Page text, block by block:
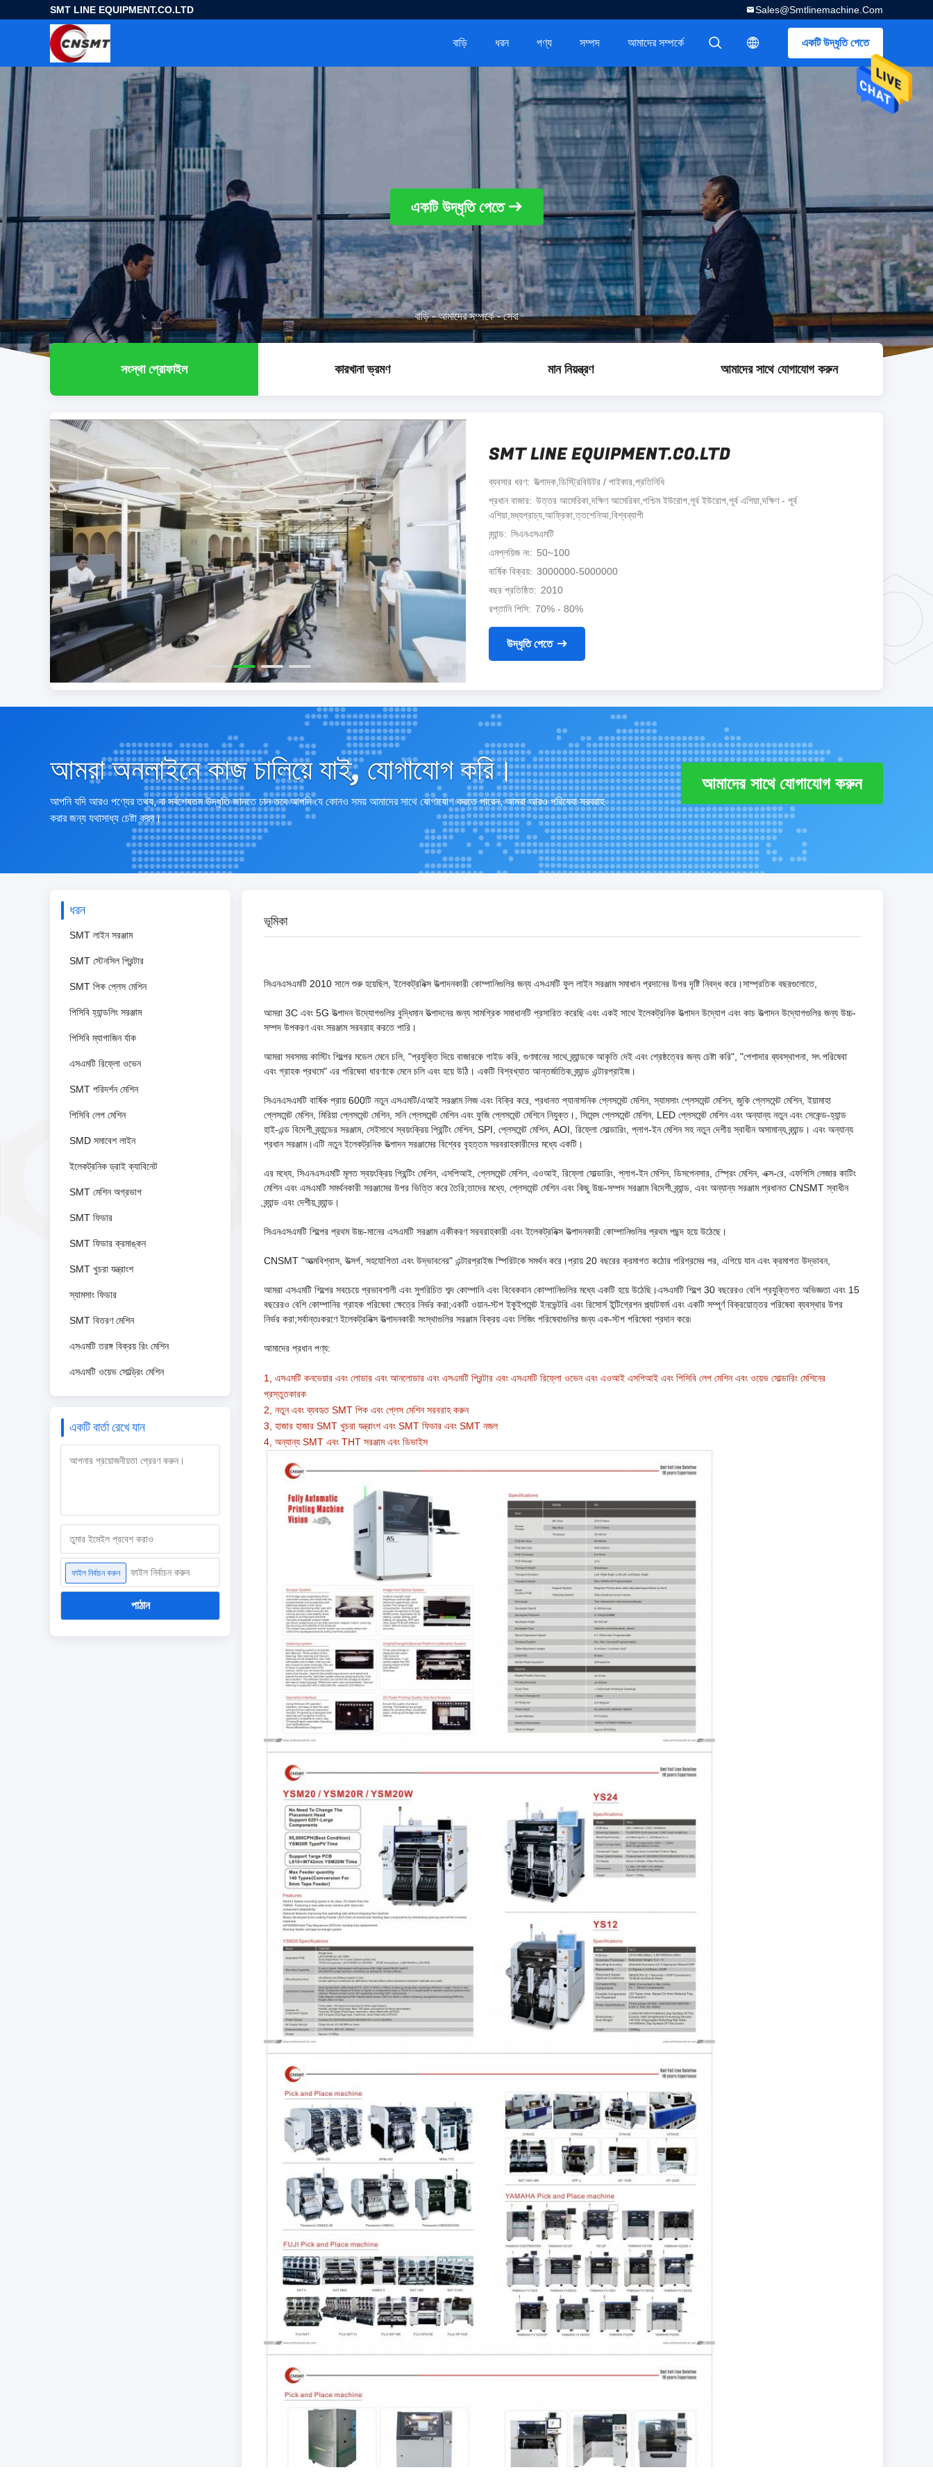
SMT LINE EQUIPMENT.CO.LTD Sales@smtlinemachine.com
একটি উদ্ধৃতি পেতে
描述
描述
বাড়ি ধরন পণ্য সম্পদ আমাদের সম্পর্কে
একটি উদ্ধৃতি পেতে
বাড়ি-আমাদের সম্পর্কে-সেবা
সংস্থা প্রোফাইল কারখানা ভ্রমণ মান নিয়ন্ত্রণ আমাদের সাথে যোগাযোগ করুন
SMT LINE EQUIPMENT.CO.LTD
ব্যবসার ধরণ
উত্পাদক,ডিস্ট্রিবিউটর / পাইকার,প্রতিনিধি
প্রধান বাজার
উত্তর আমেরিকা,দক্ষিণ আমেরিকা,পশ্চিম ইউরোপ,পূর্ব ইউরোপ,পূর্ব এশিয়া,দক্ষিণ - পূর্ব
এশিয়া,মধ্যপ্রাচ্য,আফ্রিকা,ত্তশেনিআ,বিশ্বব্যাপী
ব্র্যান্ড
সিএনএসএমটি
এমপ্লয়িজ নং
50~100
বার্ষিক বিক্রয়
3000000-5000000
বছর প্রতিষ্ঠিত
2010
রপ্তানি পিসি
70% - 80%
উদ্ধৃতি পেতে
আমরা অনলাইনে কাজ চালিয়ে যাই, যোগাযোগ করি।
আপনি যদি আরও পণ্যের তথ্য, বা সর্বশেষতম উদ্ধৃতি জানতে চান তবে আপনি যে কোনও সময় আমাদের সাথে যোগাযোগ করতে পারেন, আমরা আরও পরিষেবা সরবরাহ
করার জন্য যথাসাধ্য চেষ্টা করব।
আমাদের সাথে যোগাযোগ করুন
ধরন
SMT লাইন সরঞ্জাম
SMT স্টেনসিল প্রিন্টার
SMT পিক প্লেস মেশিন
পিসিবি হ্যান্ডলিং সরঞ্জাম
পিসিবি ম্যাগাজিন র্যাক
এসএমটি রিফ্লো ওভেন
SMT পরিদর্শন মেশিন
পিসিবি লেপ মেশিন
SMD সমাবেশ লাইন
ইলেকট্রনিক ড্রাই ক্যাবিনেট
SMT মেশিন অগ্রভাগ
SMT ফিডার
SMT ফিডার ক্রমাঙ্কন
SMT খুচরা যন্ত্রাংশ
স্যামসাং ফিডার
SMT বিতরণ মেশিন
এসএমটি তরঙ্গ বিক্রয় রিং মেশিন
এসএমটি ওয়েভ সোল্ড্রিং মেশিন
একটি বার্তা রেখে যান
ফাইল নির্বাচন করুন ফাইল নির্বাচন করুন
পাঠান
ভূমিকা
সিএনএসএমটি 2010 সালে শুরু হয়েছিল, ইলেকট্রনিক্স উত্পাদনকারী কোম্পানিগুলির জন্য এসএমটি ফুল লাইন সরঞ্জাম সমাধান প্রদানের উপর দৃষ্টি নিবদ্ধ করে।সাম্প্রতিক বছরগুলোতে,
আমরা 3C এবং 5G উত্পাদন উদ্যোগগুলির বুদ্ধিমান উত্পাদনের জন্য সামগ্রিক সমাধানটি প্রসারিত করেছি এবং একই সাথে ইলেকট্রনিক উত্পাদন উদ্যোগ এবং কাচ উত্পাদন উদ্যোগগুলির জন্য উচ্চ-
সম্পদ উপকরণ এবং সরঞ্জাম সরবরাহ করতে পারি।
আমরা সবসময় কাস্টিং শিল্পের মডেল মেনে চলি, "প্রযুক্তি দিয়ে বাজারকে গাইড করি, গুণমানের সাথে ব্র্যান্ডকে আকৃতি দেই এবং শ্রেষ্ঠত্বের জন্য চেষ্টা করি", "পেশাদার ব্যবস্থাপনা, সৎ পরিষেবা
এবং গ্রাহক প্রথমে" এর পরিষেবা ধারণাকে মেনে চলি এবং হয়ে উঠি। একটি বিশ্বখ্যাত আন্তর্জাতিক ব্র্যান্ড এন্টারপ্রাইজ।
সিএনএসএমটি বার্ষিক প্রায় 600টি নতুন এসএমটি/এআই সরঞ্জাম লিজ এবং বিক্রি করে, প্রধানত প্যানাসনিক প্লেসমেন্ট মেশিন, স্যামসাং প্লেসমেন্ট মেশিন, জুকি প্লেসমেন্ট মেশিন, ইয়ামাহা
প্লেসমেন্ট মেশিন, মিরিয়া প্লেসমেন্ট মেশিন, সনি প্লেসমেন্ট মেশিন এবং ফুজি প্লেসমেন্ট মেশিনে নিযুক্ত।, সিমেন্স প্লেসমেন্ট মেশিন, LED প্লেসমেন্ট মেশিন এবং অন্যান্য নতুন এবং সেকেন্ড-হ্যান্ড
হাই-এন্ড বিদেশী ব্র্যান্ডের সরঞ্জাম, সেইসাথে স্বয়ংক্রিয় প্রিন্টিং মেশিন, SPI, প্লেসমেন্ট মেশিন, AOI, রিফ্লো সোল্ডারিং, প্লাগ-ইন মেশিন সহ নতুন দেশীয় স্বাধীন অসামান্য ব্র্যান্ড। এবং অন্যান্য
প্রধান সরঞ্জাম।এটি নতুন ইলেকট্রনিক উত্পাদন সরঞ্জামের বিশ্বের বৃহত্তম সরবরাহকারীদের মধ্যে একটি।
এর মধ্যে, সিএনএসএমটি মূলত স্বয়ংক্রিয় প্রিন্টিং মেশিন, এসপিআই, প্লেসমেন্ট মেশিন, এওআই, রিফ্লো সোল্ডারিং, প্লাগ-ইন মেশিন, ডিসপেনসার, স্প্রেিং মেশিন, এক্স-রে, এফপিসি লেজার কাটিং
মেশিন এবং এসএমটি সমর্থনকারী সরঞ্জামের উপর ভিত্তি করে তৈরি;তাদের মধ্যে, প্লেসমেন্ট মেশিন এবং কিছু উচ্চ-সম্পদ সরঞ্জাম বিদেশী ব্র্যান্ড, এবং অন্যান্য সরঞ্জাম প্রধানত CNSMT স্বাধীন
ব্র্যান্ড এবং দেশীয় ব্র্যান্ড।
সিএনএসএমটি শিল্পের প্রথম উচ্চ-মানের এসএমটি সরঞ্জাম একীকরণ সরবরাহকারী এবং ইলেকট্রনিক্স উত্পাদনকারী কোম্পানিগুলির প্রথম পছন্দ হয়ে উঠেছে।
CNSMT "আত্মবিশ্বাস, উত্সর্গ, সহযোগিতা এবং উদ্ভাবনের" এন্টারপ্রাইজ স্পিরিটকে সমর্থন করে।প্রায় 20 বছরের ক্রমাগত কঠোর পরিশ্রমের পর, এগিয়ে যান এবং ক্রমাগত উদ্ভাবন,
আমরা এসএমটি শিল্পের সবচেয়ে প্রভাবশালী এবং সুপরিচিত শব্দ কোম্পানি এবং বিবেকবান কোম্পানিগুলির মধ্যে একটি হয়ে উঠেছি।এসএমটি শিল্পে 30 বছরেরও বেশি প্রযুক্তিগত অভিজ্ঞতা এবং 15
বছরেরও বেশি কোম্পানির গ্রাহক পরিষেবা ক্ষেত্রে নির্ভর করা;একটি ওয়ান-স্টপ ইকুইপমেন্ট ইনভেন্টরি এবং রিসোর্স ইন্টিগ্রেশন প্ল্যাটফর্ম এবং একটি সম্পূর্ণ বিক্রয়োত্তর পরিষেবা ব্যবস্থার উপর
নির্ভর করা;সর্বান্তঃকরণে ইলেকট্রনিক্স উত্পাদনকারী সংস্থাগুলির সরঞ্জাম বিক্রয় এবং লিজিং পরিষেবাগুলির জন্য এক-স্টপ পরিষেবা প্রদান করে৷
আমাদের প্রধান পণ্য:
1, এসএমটি কনভেয়ার এবং লোডার এবং আনলোডার এবং এসএমটি প্রিন্টার এবং এসএমটি রিফ্লো ওভেন এবং এওআই এসপিআই এবং পিসিবি লেপ মেশিন এবং ওয়েভ সোল্ডারিং মেশিনের
প্রস্তুতকারক
2, নতুন এবং ব্যবহৃত SMT পিক এবং প্লেস মেশিন সরবরাহ করুন
3, হাজার হাজার SMT খুচরা যন্ত্রাংশ এবং SMT ফিডার এবং SMT নজল
4, অন্যান্য SMT এবং THT সরঞ্জাম এবং ডিভাইস